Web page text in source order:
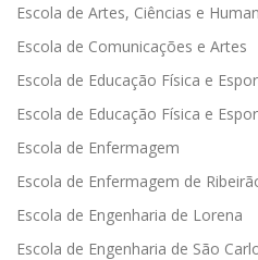
Escola de Artes, Ciências e
Escola de Comunicações e Artes
Escola de Educação Física e
Escola de Educação Física e
Escola de Enfermagem
Escola de Enfermagem de
Escola de Engenharia de Lorena
Escola de Engenharia de São